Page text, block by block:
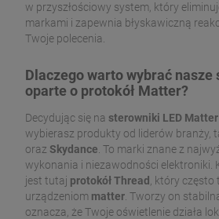
w przyszłościowy system, który
markami i zapewnia błyskawiczną
Twoje polecenia.
Dlaczego warto wybrać nasze
oparte o protokół Matter?
Decydując się na sterowniki LED Matter
wybierasz produkty od liderów branży,
oraz Skydance . To marki znane z
wykonania i niezawodności elektroniki.
jest tutaj protokół Thread , który
urządzeniom matter . Tworzy on
oznacza, że Twoje oświetlenie działa